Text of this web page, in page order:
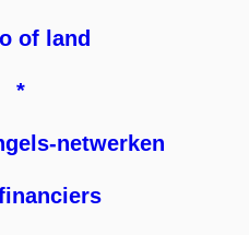
of land
*
netwerken